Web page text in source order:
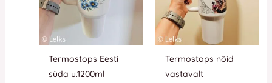
Termostops Eesti
süda u.1200ml
Termostops nõid
vastavalt